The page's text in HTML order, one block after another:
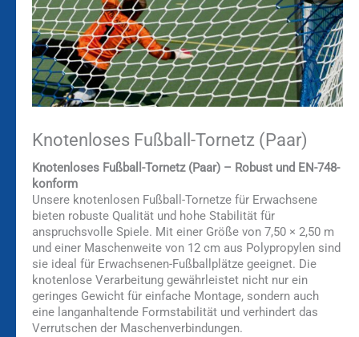
Knotenloses Fußball-Tornetz (Paar)
Knotenloses Fußball-Tornetz (Paar) – Robust und EN-748-
konform
Unsere knotenlosen Fußball-Tornetze für Erwachsene
bieten robuste Qualität und hohe Stabilität für
anspruchsvolle Spiele. Mit einer Größe von 7,50 × 2,50 m
und einer Maschenweite von 12 cm aus Polypropylen sind
sie ideal für Erwachsenen-Fußballplätze geeignet. Die
knotenlose Verarbeitung gewährleistet nicht nur ein
geringes Gewicht für einfache Montage, sondern auch
eine langanhaltende Formstabilität und verhindert das
Verrutschen der Maschenverbindungen.